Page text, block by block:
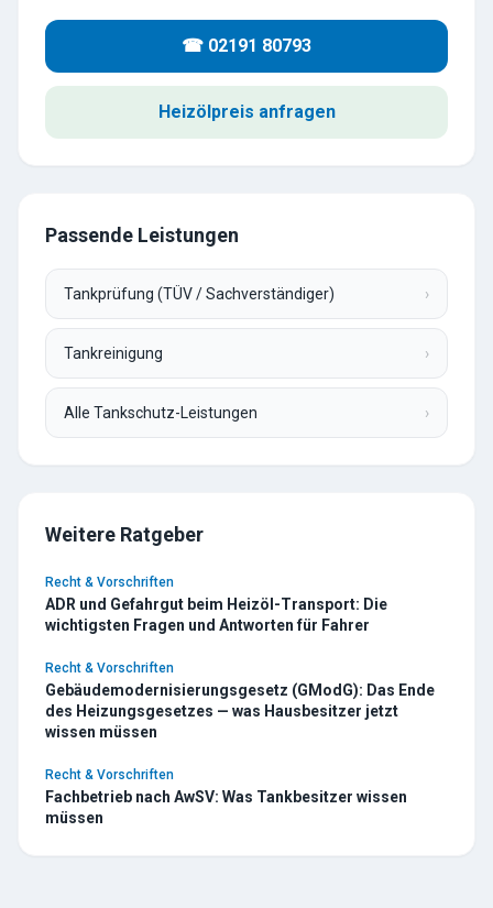
☎ 02191 80793
Heizölpreis anfragen
Passende Leistungen
Tankprüfung (TÜV / Sachverständiger) ›
Tankreinigung ›
Alle Tankschutz-Leistungen ›
Weitere Ratgeber
Recht & Vorschriften
ADR und Gefahrgut beim Heizöl-Transport: Die
wichtigsten Fragen und Antworten für Fahrer
Recht & Vorschriften
Gebäudemodernisierungsgesetz (GModG): Das Ende
des Heizungsgesetzes — was Hausbesitzer jetzt
wissen müssen
Recht & Vorschriften
Fachbetrieb nach AwSV: Was Tankbesitzer wissen
müssen